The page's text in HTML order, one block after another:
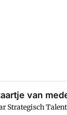
van
Strategisch